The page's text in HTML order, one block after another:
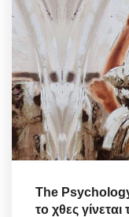
The
το χθες